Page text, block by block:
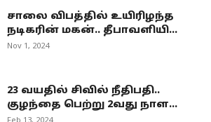
சாலை விபத்தில் உயிரிழந்த
நடிகரின் மகன்.. தீபாவளியி...
Nov 1, 2024
23 வயதில் சிவில் நீதிபதி..
குழந்தை பெற்று 2வது நாள...